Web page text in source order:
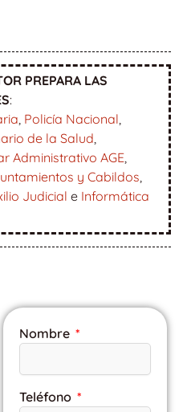
PREPARA LAS
:
Policía Nacional
de la Salud
Administrativo AGE
y Cabildos
Judicial e Informática
Nombre
Teléfono